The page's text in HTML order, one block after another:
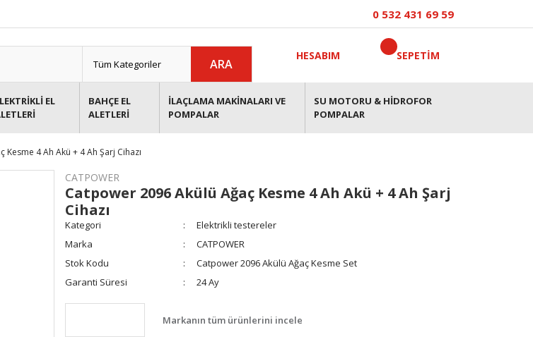
0 532 431 69 59
ARA
HESABIM SEPETİM
EL
BAHÇE EL
ALETLERİ
İLAÇLAMA MAKİNALARI VE
POMPALAR
SU MOTORU & HİDROFOR
POMPALAR
4 Ah Akü + 4 Ah Şarj Cihazı
CATPOWER
Catpower 2096 Akülü Ağaç Kesme 4 Ah Akü + 4 Ah Şarj
Cihazı
Kategori
Elektrikli testereler
Marka
CATPOWER
Stok Kodu
Catpower 2096 Akülü Ağaç Kesme Set
Garanti Süresi
24 Ay
Markanın tüm ürünlerini incele